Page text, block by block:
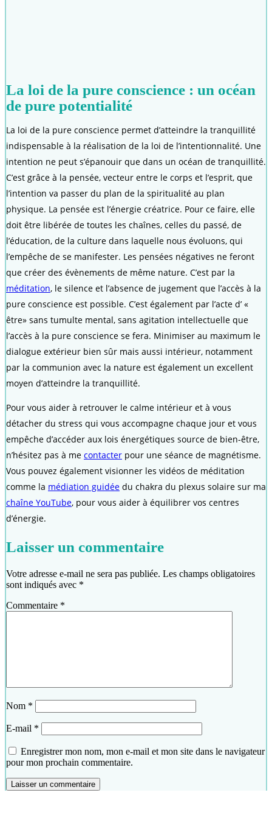
La loi de la pure conscience : un océan
de pure potentialité
La loi de la pure conscience permet d’atteindre la tranquillité
indispensable à la réalisation de la loi de l’intentionnalité. Une
intention ne peut s’épanouir que dans un océan de tranquillité.
C’est grâce à la pensée, vecteur entre le corps et l’esprit, que
l’intention va passer du plan de la spiritualité au plan
physique. La pensée est l’énergie créatrice. Pour ce faire, elle
doit être libérée de toutes les chaînes, celles du passé, de
l’éducation, de la culture dans laquelle nous évoluons, qui
l’empêche de se manifester. Les pensées négatives ne feront
que créer des évènements de même nature. C’est par la
méditation, le silence et l’absence de jugement que l’accès à la
pure conscience est possible. C’est également par l’acte d’ «
être» sans tumulte mental, sans agitation intellectuelle que
l’accès à la pure conscience se fera. Minimiser au maximum le
dialogue extérieur bien sûr mais aussi intérieur, notamment
par la communion avec la nature est également un excellent
moyen d’atteindre la tranquillité.
Pour vous aider à retrouver le calme intérieur et à vous
détacher du stress qui vous accompagne chaque jour et vous
empêche d’accéder aux lois énergétiques source de bien-être,
n’hésitez pas à me contacter pour une séance de magnétisme.
Vous pouvez également visionner les vidéos de méditation
comme la médiation guidée du chakra du plexus solaire sur ma
chaîne YouTube, pour vous aider à équilibrer vos centres
d’énergie.
Laisser un commentaire
Votre adresse e-mail ne sera pas publiée. Les champs obligatoires
sont indiqués avec *
Commentaire *
Nom *
E-mail *
Enregistrer mon nom, mon e-mail et mon site dans le navigateur
pour mon prochain commentaire.